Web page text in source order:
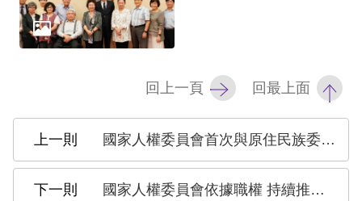
護
政
回上一頁 回最上面
國家人權委員會首次與原住民族委員會合作辦 理「2022年原住民族原權論壇」 探討原住民族 權利發展
國家人權委員會依據職權 持續推廣人權教育與社會對話